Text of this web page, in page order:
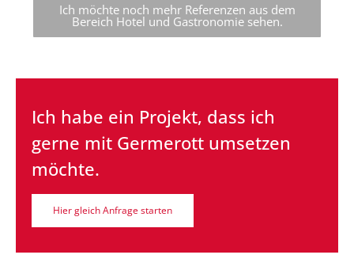
Ich möchte noch mehr Referenzen aus dem
Bereich Hotel und Gastronomie sehen.
Ich habe ein Projekt, dass ich
gerne mit Germerott umsetzen
möchte.
Hier gleich Anfrage starten